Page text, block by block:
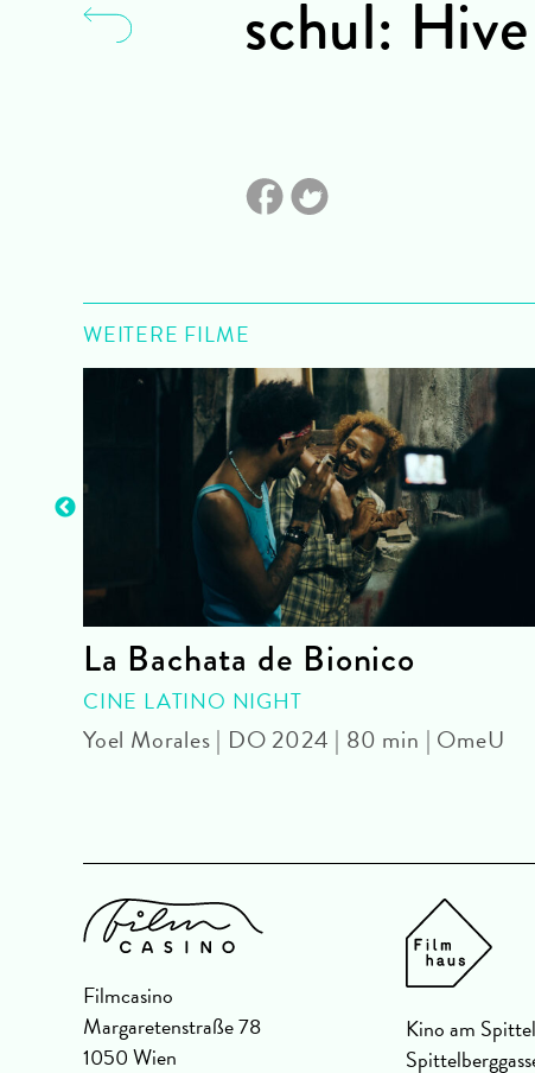
schul: Hive
WEITERE FILME
La Bachata de Bionico
CINE LATINO NIGHT
Yoel Morales | DO 2024 | 80 min | OmeU
Filmcasino
Margaretenstraße 78
1050 Wien
Kino am